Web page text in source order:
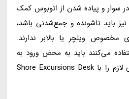
در سوار و پیاده شدن از اتوبوس کمک
نیز باید تاشونده و جمع‌شدنی باشد،
ویلچر یا بالابر ندارند.
می‌کنند باید به محض ورود به
کشتی کروز هماهنگی‌های لازم را با Shore Excursions Desk